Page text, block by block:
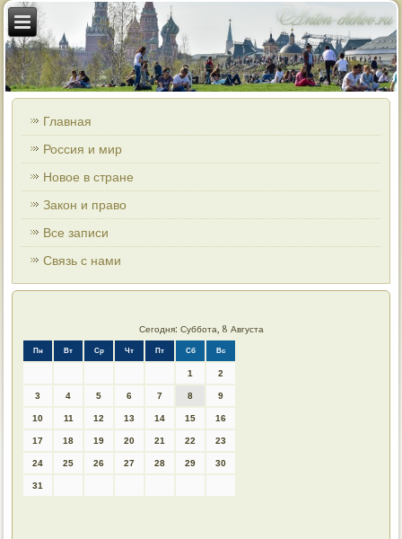
Главная
Россия и мир
Новое в стране
Закон и право
Все записи
Связь с нами
Сегодня: Суббота, 8 Августа
Пн Вт Ср Чт Пт Сб Вс
1 2
3 4 5 6 7 8 9
10 11 12 13 14 15 16
17 18 19 20 21 22 23
24 25 26 27 28 29 30
31